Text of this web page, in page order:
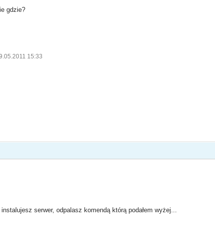
gdzie?
15:33
serwer, odpalasz komendą którą podałem wyżej...